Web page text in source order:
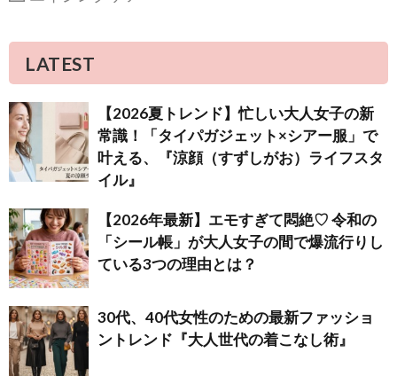
LATEST
【2026夏トレンド】忙しい大人女子の新
常識！「タイパガジェット×シアー服」で
叶える、『涼顔（すずしがお）ライフスタ
イル』
【2026年最新】エモすぎて悶絶♡ 令和の
「シール帳」が大人女子の間で爆流行りし
ている3つの理由とは？
30代、40代女性のための最新ファッショ
ントレンド『大人世代の着こなし術』